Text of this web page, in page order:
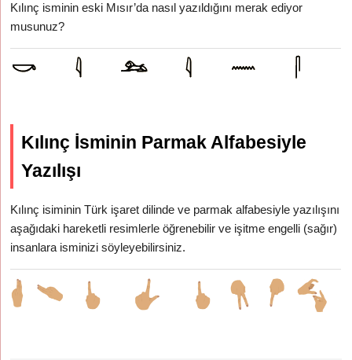
Kılınç isminin eski Mısır’da nasıl yazıldığını merak ediyor
musunuz?
Kılınç İsminin Parmak Alfabesiyle
Yazılışı
Kılınç isiminin Türk işaret dilinde ve parmak alfabesiyle yazılışını
aşağıdaki hareketli resimlerle öğrenebilir ve işitme engelli (sağır)
insanlara isminizi söyleyebilirsiniz.